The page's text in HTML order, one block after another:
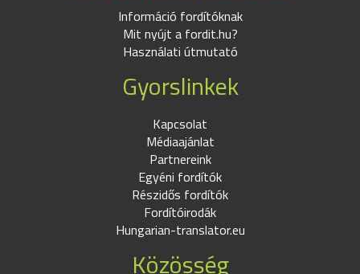
Információ fordítóknak
Mit nyújt a fordit.hu?
Használati útmutató
Gyorslinkek
Kapcsolat
Médiaajánlat
Partnereink
Egyéni fordítók
Részidős fordítók
Fordítóirodák
Hungarian-translator.eu
Közösség